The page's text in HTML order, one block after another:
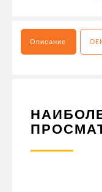
Описание